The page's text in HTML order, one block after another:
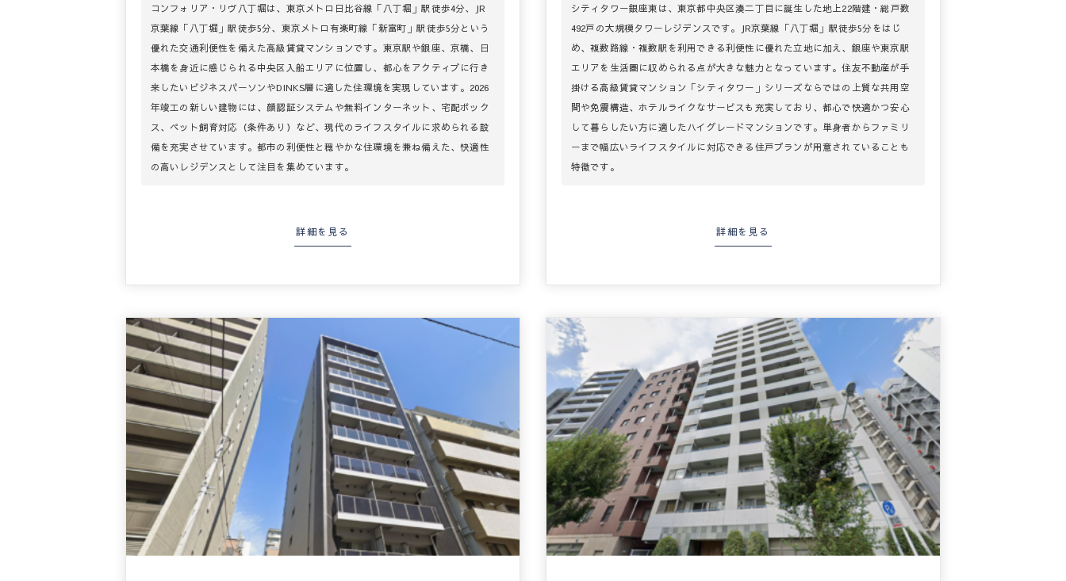
コンフォリア・リヴ八丁堀は、東京メトロ日比谷線「八丁堀」駅徒歩4分、JR
京葉線「八丁堀」駅徒歩5分、東京メトロ有楽町線「新富町」駅徒歩5分という
優れた交通利便性を備えた高級賃貸マンションです。東京駅や銀座、京橋、日
本橋を身近に感じられる中央区入船エリアに位置し、都心をアクティブに行き
来したいビジネスパーソンやDINKS層に適した住環境を実現しています。2026
年竣工の新しい建物には、顔認証システムや無料インターネット、宅配ボック
ス、ペット飼育対応（条件あり）など、現代のライフスタイルに求められる設
備を充実させています。都市の利便性と穏やかな住環境を兼ね備えた、快適性
の高いレジデンスとして注目を集めています。
詳細を見る
シティタワー銀座東は、東京都中央区湊二丁目に誕生した地上22階建・総戸数
492戸の大規模タワーレジデンスです。JR京葉線「八丁堀」駅徒歩5分をはじ
め、複数路線・複数駅を利用できる利便性に優れた立地に加え、銀座や東京駅
エリアを生活圏に収められる点が大きな魅力となっています。住友不動産が手
掛ける高級賃貸マンション「シティタワー」シリーズならではの上質な共用空
間や免震構造、ホテルライクなサービスも充実しており、都心で快適かつ安心
して暮らしたい方に適したハイグレードマンションです。単身者からファミリ
ーまで幅広いライフスタイルに対応できる住戸プランが用意されていることも
特徴です。
詳細を見る